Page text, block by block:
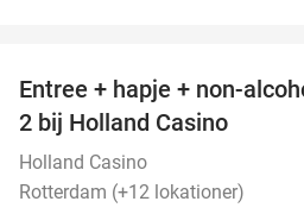
Entree + hapje + non-
2 bij Holland Casino
Holland Casino
Rotterdam (+12 lokationer)